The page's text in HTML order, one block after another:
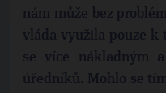
nám může bez
vláda využila pouze k
se více nákladným
úředníků. Mohlo se